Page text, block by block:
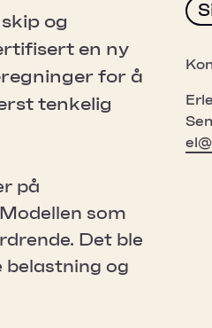
og
en ny
for å
tenkelig
på
som
Det ble
belastning og